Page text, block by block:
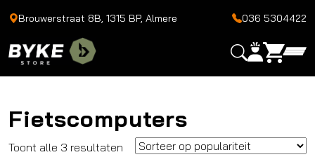
Brouwerstraat 8B, 1315 BP, Almere 036 5304422
Fietscomputers
Toont alle 3 resultaten Gesorteerd